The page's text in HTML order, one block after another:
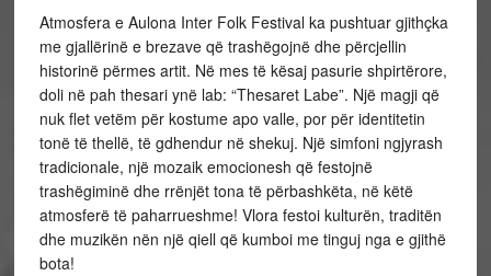
Atmosfera e Aulona Inter Folk Festival ka pushtuar gjithçka
me gjallërinë e brezave që trashëgojnë dhe përcjellin
historinë përmes artit. Në mes të kësaj pasurie shpirtërore,
doli në pah thesari ynë lab: “Thesaret Labe”. Një magji që
nuk flet vetëm për kostume apo valle, por për identitetin
tonë të thellë, të gdhendur në shekuj. Një simfoni ngjyrash
tradicionale, një mozaik emocionesh që festojnë
trashëgiminë dhe rrënjët tona të përbashkëta, në këtë
atmosferë të paharrueshme! Vlora festoi kulturën, traditën
dhe muzikën nën një qiell që kumboi me tinguj nga e gjithë
bota!